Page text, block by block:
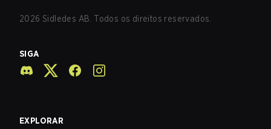
2026 Sidledes AB. Todos os direitos reservados.
SIGA
EXPLORAR